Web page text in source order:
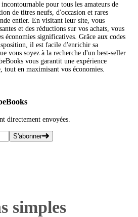
pour tous les amateurs de
de titres neufs, d'occasion et rares
entier. En visitant leur site, vous
et des réductions sur vos achats, vous
économies significatives. Grâce aux codes
il est facile d'enrichir sa
vous soyez à la recherche d'un best-seller
vous garantit une expérience
en maximisant vos économies.
directement envoyées.
S'abonner
simples